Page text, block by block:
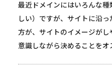
最近ドメインにはいろんな
しい）ですが、サイトに沿
方が、サイトのイメージが
意識しながら決めることをオ